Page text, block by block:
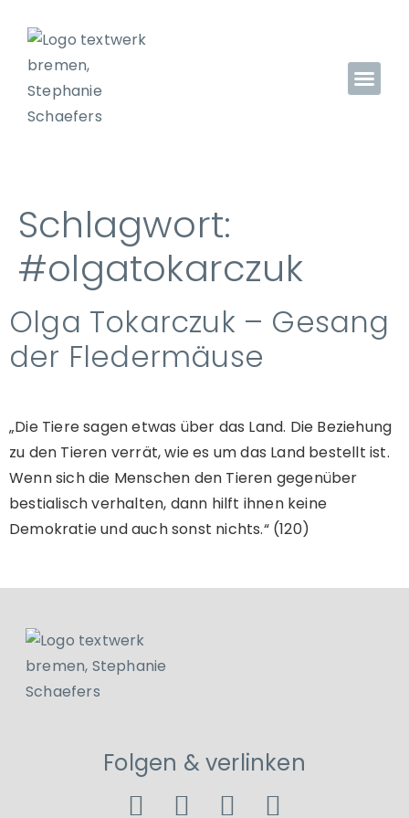
Schlagwort:
#olgatokarczuk
Olga Tokarczuk – Gesang
der Fledermäuse
„Die Tiere sagen etwas über das Land. Die Beziehung
zu den Tieren verrät, wie es um das Land bestellt ist.
Wenn sich die Menschen den Tieren gegenüber
bestialisch verhalten, dann hilft ihnen keine
Demokratie und auch sonst nichts.“ (120)
Folgen & verlinken